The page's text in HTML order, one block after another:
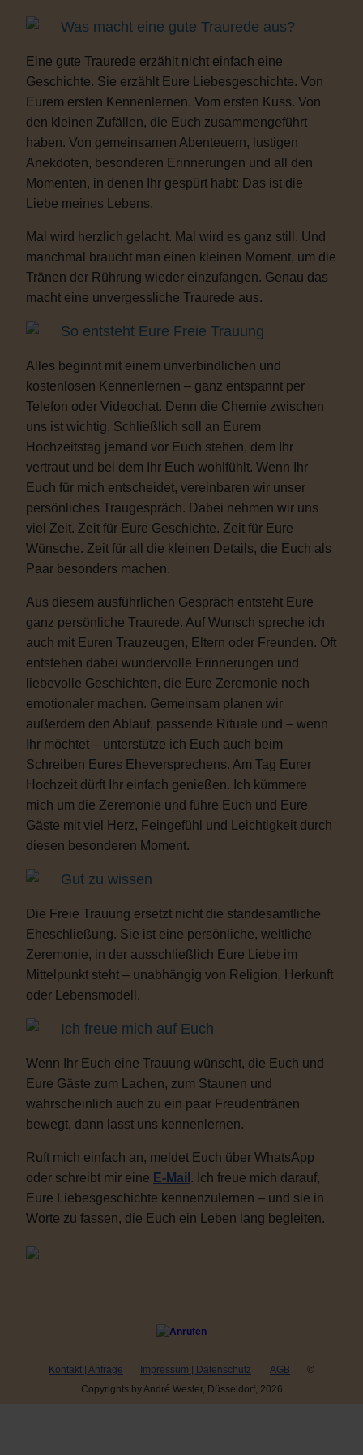
Was macht eine gute Traurede aus?
Eine gute Traurede erzählt nicht einfach eine
Geschichte. Sie erzählt Eure Liebesgeschichte. Von
Eurem ersten Kennenlernen. Vom ersten Kuss. Von
den kleinen Zufällen, die Euch zusammengeführt
haben. Von gemeinsamen Abenteuern, lustigen
Anekdoten, besonderen Erinnerungen und all den
Momenten, in denen Ihr gespürt habt: Das ist die
Liebe meines Lebens.
Mal wird herzlich gelacht. Mal wird es ganz still. Und
manchmal braucht man einen kleinen Moment, um die
Tränen der Rührung wieder einzufangen. Genau das
macht eine unvergessliche Traurede aus.
So entsteht Eure Freie Trauung
Alles beginnt mit einem unverbindlichen und
kostenlosen Kennenlernen – ganz entspannt per
Telefon oder Videochat. Denn die Chemie zwischen
uns ist wichtig. Schließlich soll an Eurem
Hochzeitstag jemand vor Euch stehen, dem Ihr
vertraut und bei dem Ihr Euch wohlfühlt. Wenn Ihr
Euch für mich entscheidet, vereinbaren wir unser
persönliches Traugespräch. Dabei nehmen wir uns
viel Zeit. Zeit für Eure Geschichte. Zeit für Eure
Wünsche. Zeit für all die kleinen Details, die Euch als
Paar besonders machen.
Aus diesem ausführlichen Gespräch entsteht Eure
ganz persönliche Traurede. Auf Wunsch spreche ich
auch mit Euren Trauzeugen, Eltern oder Freunden. Oft
entstehen dabei wundervolle Erinnerungen und
liebevolle Geschichten, die Eure Zeremonie noch
emotionaler machen. Gemeinsam planen wir
außerdem den Ablauf, passende Rituale und – wenn
Ihr möchtet – unterstütze ich Euch auch beim
Schreiben Eures Eheversprechens. Am Tag Eurer
Hochzeit dürft Ihr einfach genießen. Ich kümmere
mich um die Zeremonie und führe Euch und Eure
Gäste mit viel Herz, Feingefühl und Leichtigkeit durch
diesen besonderen Moment.
Gut zu wissen
Die Freie Trauung ersetzt nicht die standesamtliche
Eheschließung. Sie ist eine persönliche, weltliche
Zeremonie, in der ausschließlich Eure Liebe im
Mittelpunkt steht – unabhängig von Religion, Herkunft
oder Lebensmodell.
Ich freue mich auf Euch
Wenn Ihr Euch eine Trauung wünscht, die Euch und
Eure Gäste zum Lachen, zum Staunen und
wahrscheinlich auch zu ein paar Freudentränen
bewegt, dann lasst uns kennenlernen.
Ruft mich einfach an, meldet Euch über WhatsApp
oder schreibt mir eine E-Mail . Ich freue mich darauf,
Eure Liebesgeschichte kennenzulernen – und sie in
Worte zu fassen, die Euch ein Leben lang begleiten.
Kontakt | Anfrage Impressum | Datenschutz AGB
©
Copyrights by André Wester, Düsseldorf, 2026